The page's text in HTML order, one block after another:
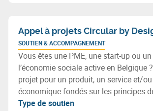
Appel à projets Circular by
SOUTIEN & ACCOMPAGNEMENT
Vous êtes une PME, une start-up ou
l’économie sociale active en Belgique
projet pour un produit, un service et/
économique fondés sur les principes
circulaire ? Découvrez ce nouvel appel
Type de soutien